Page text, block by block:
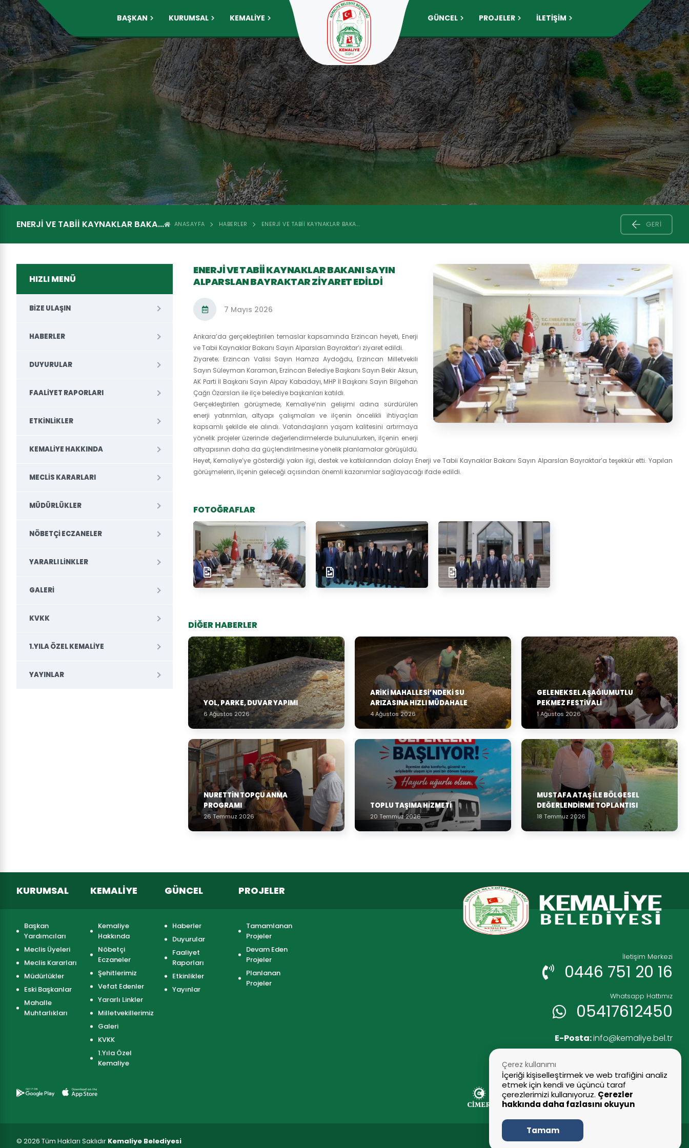
BAŞKAN KURUMSAL KEMALİYE GÜNCEL PROJELER İLETİŞİM
ENERJI VE TABII KAYNAKLAR BAKA... ANASAYFA HABERLER ENERJI VE TABII KAYNAKLAR BAKA... GERI
ENERJI VE TABII KAYNAKLAR BAKANI SAYIN
ALPARSLAN BAYRAKTAR ZIYARET EDILDI
7 Mayıs 2026
Ankara’da gerçekleştirilen temaslar kapsamında Erzincan heyeti, Enerji
ve Tabii Kaynaklar Bakanı Sayın Alparslan Bayraktar’ı ziyaret edildi.
Ziyarete; Erzincan Valisi Sayın Hamza Aydoğdu, Erzincan Milletvekili
Sayın Süleyman Karaman, Erzincan Belediye Başkanı Sayın Bekir Aksun,
AK Parti İl Başkanı Sayın Alpay Kabadayı, MHP İl Başkanı Sayın Bilgehan
Çağrı Özarslan ile ilçe belediye başkanları katıldı.
Gerçekleştirilen görüşmede, Kemaliye’nin gelişimi adına sürdürülen
enerji yatırımları, altyapı çalışmaları ve ilçenin öncelikli ihtiyaçları
kapsamlı şekilde ele alındı. Vatandaşların yaşam kalitesini artırmaya
yönelik projeler üzerinde değerlendirmelerde bulunulurken, ilçenin enerji
altyapısının daha da güçlendirilmesine yönelik planlamalar görüşüldü.
Heyet, Kemaliye’ye gösterdiği yakın ilgi, destek ve katkılarından dolayı Enerji ve Tabii Kaynaklar Bakanı Sayın Alparslan Bayraktar’a teşekkür etti. Yapılan
görüşmelerin, ilçenin geleceği açısından önemli kazanımlar sağlayacağı ifade edildi.
FOTOĞRAFLAR
DİĞER HABERLER
YOL, PARKE, DUVAR YAPIMI
6 Ağustos 2026
ARIKI MAHALLESI’NDEKI SU
ARIZASINA HIZLI MÜDAHALE
4 Ağustos 2026
GELENEKSEL AŞAĞIUMUTLU
PEKMEZ FESTIVALI
1 Ağustos 2026
NURETTIN TOPÇU ANMA
PROGRAMI
26 Temmuz 2026
TOPLU TAŞIMA HIZMETI
20 Temmuz 2026
MUSTAFA ATAŞ İLE BÖLGESEL
DEĞERLENDIRME TOPLANTISI
18 Temmuz 2026
HIZLI MENÜ
BIZE ULAŞIN
HABERLER
DUYURULAR
FAALIYET RAPORLARI
ETKINLIKLER
KEMALIYE HAKKINDA
MECLIS KARARLARI
MÜDÜRLÜKLER
NÖBETÇI ECZANELER
YARARLI LINKLER
GALERI
KVKK
1.YILA ÖZEL KEMALIYE
YAYINLAR
KURUMSAL
Başkan
Yardımcıları
Meclis Üyeleri
Meclis Kararları
Müdürlükler
Eski Başkanlar
Mahalle
Muhtarlıkları
KEMALİYE
Kemaliye
Hakkında
Nöbetçi
Eczaneler
Şehitlerimiz
Vefat Edenler
Yararlı Linkler
Milletvekillerimiz
Galeri
KVKK
1.Yıla Özel
Kemaliye
GÜNCEL
Haberler
Duyurular
Faaliyet
Raporları
Etkinlikler
Yayınlar
PROJELER
Tamamlanan
Projeler
Devam Eden
Projeler
Planlanan
Projeler
İletişim Merkezi
0446 751 20 16
Whatsapp Hattımız
05417612450
E-Posta:info@kemaliye.bel.tr
0446 751 25 52
© 2026 Tüm Hakları Saklıdır Kemaliye Belediyesi
Çerez kullanımı
İçeriği kişiselleştirmek ve web trafiğini analiz
etmek için kendi ve üçüncü taraf
çerezlerimizi kullanıyoruz. Çerezler
hakkında daha fazlasını okuyun
Tamam